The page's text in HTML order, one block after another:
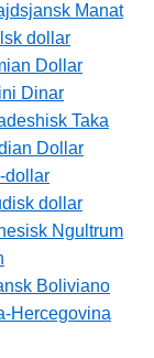
Manat
dollar
Dollar
Dinar
Taka
Dollar
dollar
dollar
Ngultrum
Boliviano
Hercegovina